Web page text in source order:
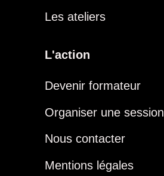
Les ateliers
L'action
Devenir formateur
Organiser une session
Nous contacter
Mentions légales